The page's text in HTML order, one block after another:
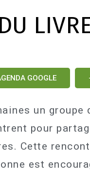
GOOGLE
un groupe
pour
Cette
est